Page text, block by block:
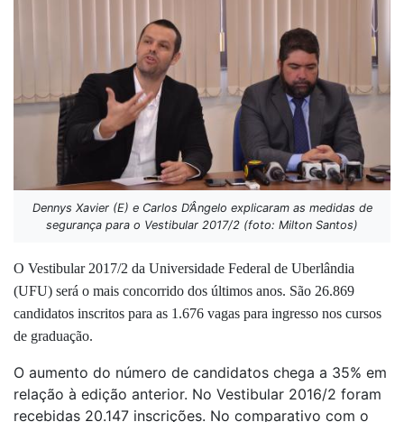
Dennys Xavier (E) e Carlos D’Ângelo explicaram as medidas de
segurança para o Vestibular 2017/2 (foto: Milton Santos)
O Vestibular 2017/2 da Universidade Federal de Uberlândia
(UFU) será o mais concorrido dos últimos anos. São 26.869
candidatos inscritos para as 1.676 vagas para ingresso nos cursos
de graduação.
O aumento do número de candidatos chega a 35% em
relação à edição anterior. No Vestibular 2016/2 foram
recebidas 20.147 inscrições. No comparativo com o